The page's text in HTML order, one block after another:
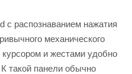
распознаванием нажатия
механического
и жестами удобно
такой панели обычно